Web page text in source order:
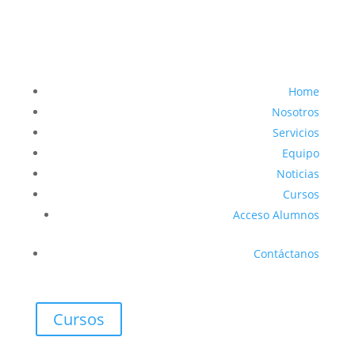
Home
Nosotros
Servicios
Equipo
Noticias
Cursos
Acceso Alumnos
Contáctanos
Cursos